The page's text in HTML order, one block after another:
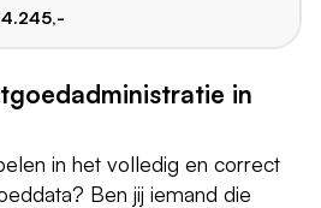
in
in het volledig en correct
Ben jij iemand die